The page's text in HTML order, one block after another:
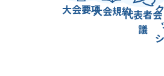
大会要項大会規約代表者会
議